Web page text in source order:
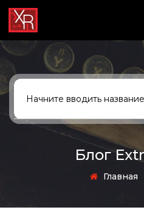
Блог
Главная